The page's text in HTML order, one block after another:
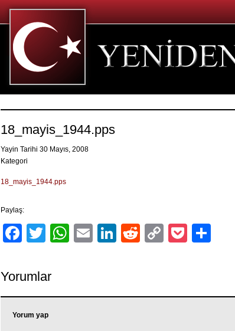
18_mayis_1944.pps
Yayin Tarihi 30 Mayıs, 2008
Kategori
18_mayis_1944.pps
Paylaş:
Facebook
TwitterWhatsApp
EmailLinkedIn
RedditCopyPocket
Yorumlar
Yorum yap